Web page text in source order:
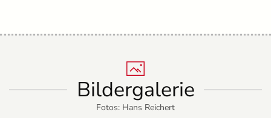
Bildergalerie
Fotos: Hans Reichert